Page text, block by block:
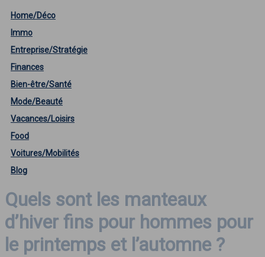
Home/Déco
Immo
Entreprise/Stratégie
Finances
Bien-être/Santé
Mode/Beauté
Vacances/Loisirs
Food
Voitures/Mobilités
Blog
Quels sont les manteaux
d’hiver fins pour hommes pour
le printemps et l’automne ?